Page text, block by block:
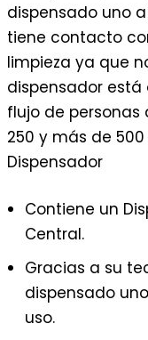
dispensado uno
tiene contacto
limpieza ya que
dispensador
flujo de
250 y más de 500
Dispensador
Contiene un
Central.
Gracias a su
dispensado
uso.